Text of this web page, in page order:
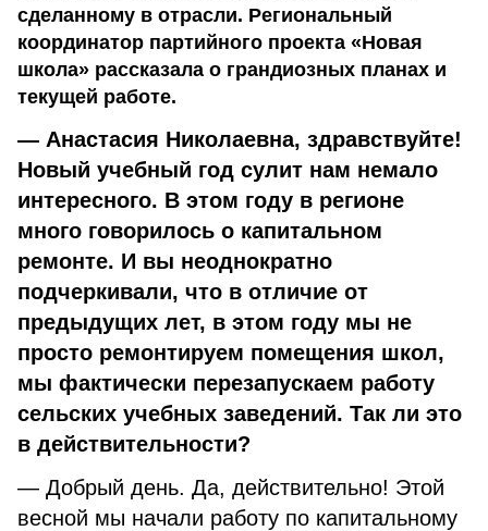
сделанному в отрасли. Региональный
координатор партийного проекта «Новая
школа» рассказала о грандиозных планах и
текущей работе.
— Анастасия Николаевна, здравствуйте!
Новый учебный год сулит нам немало
интересного. В этом году в регионе
много говорилось о капитальном
ремонте. И вы неоднократно
подчеркивали, что в отличие от
предыдущих лет, в этом году мы не
просто ремонтируем помещения школ,
мы фактически перезапускаем работу
сельских учебных заведений. Так ли это
в действительности?
— Добрый день. Да, действительно! Этой
весной мы начали работу по капитальному